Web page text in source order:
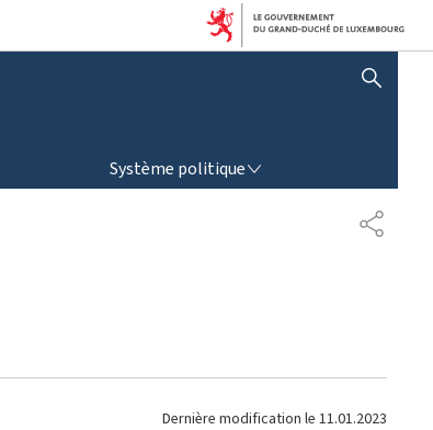
AFFICHER / MASQUER LA RECHERCHE
Système politique
P
A
Dernière modification le 11.01.2023